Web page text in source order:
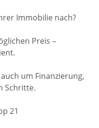
Immobilie nach?
Preis –
um Finanzierung,
Schritte.
21